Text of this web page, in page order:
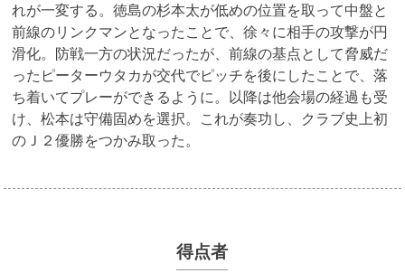
れが一変する。徳島の杉本太が低めの位置を取って中盤と
前線のリンクマンとなったことで、徐々に相手の攻撃が円
滑化。防戦一方の状況だったが、前線の基点として脅威だ
ったピーターウタカが交代でピッチを後にしたことで、落
ち着いてプレーができるように。以降は他会場の経過も受
け、松本は守備固めを選択。これが奏功し、クラブ史上初
のＪ２優勝をつかみ取った。
得点者